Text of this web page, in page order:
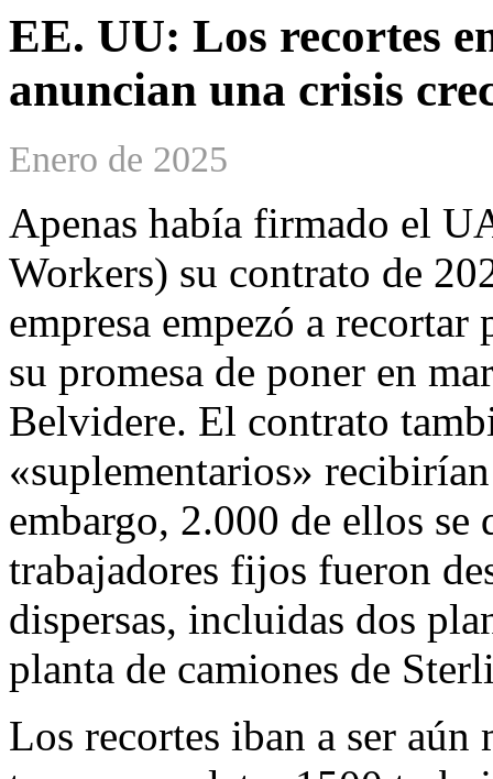
EE. UU: Los recortes
anuncian una crisis
Enero de 2025
Apenas había firmado el
Workers) su contrato de
empresa empezó a
su promesa de poner en
Belvidere. El contrato
«suplementarios»
embargo, 2.000 de ellos
trabajadores fijos fueron
dispersas, incluidas dos
planta de camiones de
Los recortes iban a ser